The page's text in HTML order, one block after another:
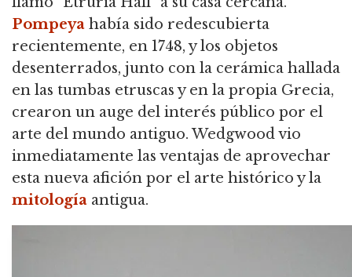
Pompeya había sido redescubierta
recientemente, en 1748, y los objetos
desenterrados, junto con la cerámica hallada
en las tumbas etruscas y en la propia Grecia,
crearon un auge del interés público por el
arte del mundo antiguo. Wedgwood vio
inmediatamente las ventajas de aprovechar
esta nueva afición por el arte histórico y la
mitología antigua.